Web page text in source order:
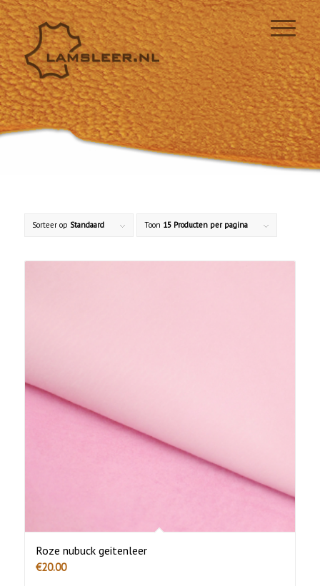
Sorteer op Standaard Toon 15 Producten per pagina
Roze nubuck geitenleer
€20.00